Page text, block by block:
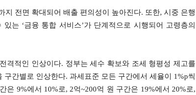
지 전면 확대되어 배출 편의성이 높아진다. 또한, 시중 은행
는 ‘금융 통합 서비스’가 단계적으로 시행되어 고령층의
격적인 인상이다. 정부는 세수 확보와 조세 형평성 제고를
구간별로 인상한다. 과세표준 모든 구간에서 세율이 1%p씩
은 9%에서 10%로, 2억~200억 원 구간은 19%에서 20%로,